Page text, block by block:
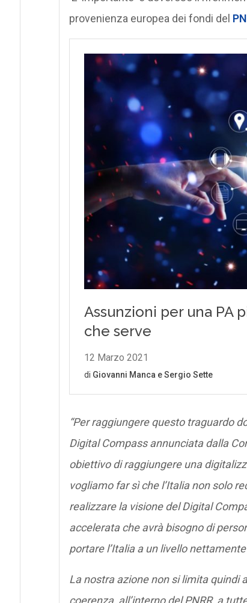
provenienza europea dei fondi del
“Per raggiungere questo traguardo
Digital Compass annunciata dalla
obiettivo di raggiungere una
vogliamo far sì che l’Italia non solo
realizzare la visione del Digital
accelerata che avrà bisogno di
portare l’Italia a un livello
La nostra azione non si limita quindi
coerenza, all’interno del PNRR, a